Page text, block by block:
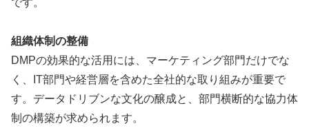
組織体制の整備
DMPの効果的な活用には、マーケティング部門だけでな
く、IT部門や経営層を含めた全社的な取り組みが重要で
す。データドリブンな文化の醸成と、部門横断的な協力体
制の構築が求められます。